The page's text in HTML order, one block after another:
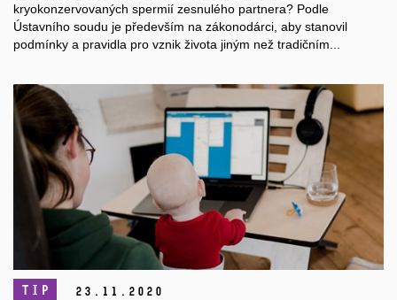
kryokonzervovaných spermií zesnulého partnera? Podle
Ústavního soudu je především na zákonodárci, aby stanovil
podmínky a pravidla pro vznik života jiným než tradičním...
TIP 23. 11. 2020